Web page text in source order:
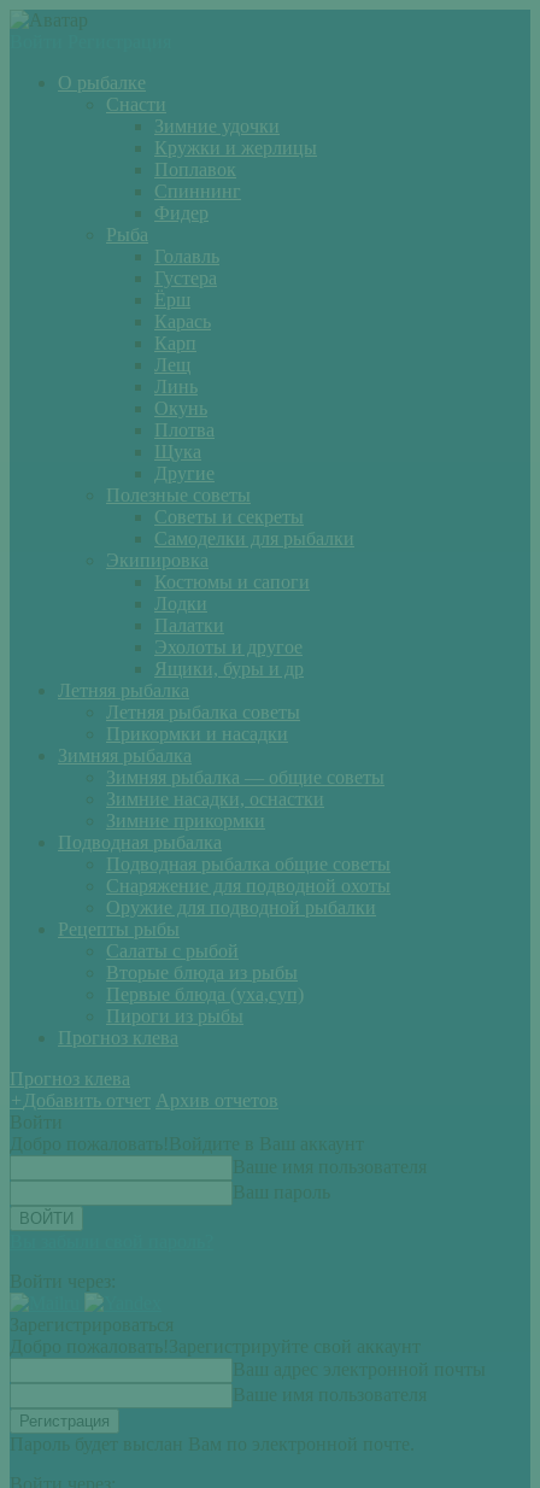
О рыбалке
Снасти
Зимние удочки
Кружки и жерлицы
Поплавок
Спиннинг
Фидер
Рыба
Голавль
Густера
Ёрш
Карась
Карп
Лещ
Линь
Окунь
Плотва
Щука
Другие
Полезные советы
Советы и секреты
Самоделки для рыбалки
Экипировка
Костюмы и сапоги
Лодки
Палатки
Эхолоты и другое
Ящики, буры и др
Летняя рыбалка
Летняя рыбалка советы
Прикормки и насадки
Зимняя рыбалка
Зимняя рыбалка — общие советы
Зимние насадки, оснастки
Зимние прикормки
Подводная рыбалка
Подводная рыбалка общие советы
Снаряжение для подводной охоты
Оружие для подводной рыбалки
Рецепты рыбы
Салаты с рыбой
Вторые блюда из рыбы
Первые блюда (уха,суп)
Пироги из рыбы
Прогноз клева
Прогноз клева
+ Добавить отчет Архив отчетов
Войти
Добро пожаловать! Войдите в Ваш аккаунт
Ваше имя пользователя
Ваш пароль
Войти через:
Зарегистрироваться
Добро пожаловать! Зарегистрируйте свой аккаунт
Ваш адрес электронной почты
Ваше имя пользователя
Пароль будет выслан Вам по электронной почте.
Войти через: